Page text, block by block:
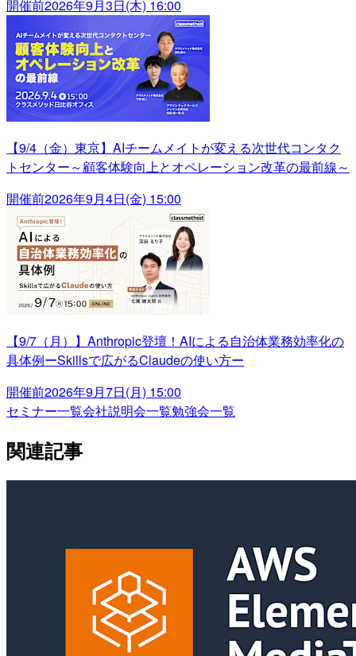
開催前2026年9月3日(木) 16:00
【9/4（金）東京】AIチームメイトが変える次世代コンタク
トセンター～顧客体験向上とオペレーション改革の最前線～
開催前2026年9月4日(金) 15:00
【9/7（月）】Anthropic登壇！AIによる自治体業務効率化の
具体例ーSkillsで広がるClaudeの使い方ー
開催前2026年9月7日(月) 15:00
セミナー一覧会社説明会一覧勉強会一覧
関連記事